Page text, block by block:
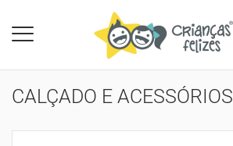
CALÇADO E ACESSÓRIOS